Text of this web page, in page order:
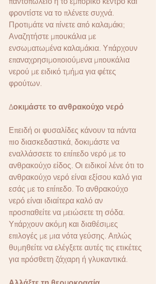
φροντίστε να το πλένετε συχνά.
Προτιμάτε να πίνετε από καλαμάκι;
Αναζητήστε μπουκάλια με
ενσωματωμένα καλαμάκια. Υπάρχουν
επαναχρησιμοποιούμενα μπουκάλια
νερού με ειδικό τμήμα για φέτες
φρούτων.
Δοκιμάστε το ανθρακούχο νερό
Επειδή οι φυσαλίδες κάνουν τα πάντα
πιο διασκεδαστικά, δοκιμάστε να
εναλλάσσετε το επίπεδο νερό με το
ανθρακούχο είδος. Οι ειδικοί λένε ότι το
ανθρακούχο νερό είναι εξίσου καλό για
εσάς με το επίπεδο. Το ανθρακούχο
νερό είναι ιδιαίτερα καλό αν
προσπαθείτε να μειώσετε τη σόδα.
Υπάρχουν ακόμη και διαθέσιμες
επιλογές με μια νότα γεύσης. Απλώς
θυμηθείτε να ελέγξετε αυτές τις ετικέτες
για πρόσθετη ζάχαρη ή γλυκαντικά.